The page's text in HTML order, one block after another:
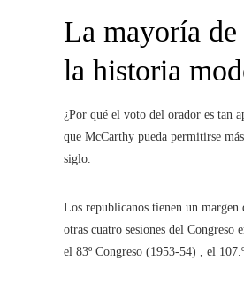
La mayoría de
la historia
¿Por qué el voto del orador es tan
que McCarthy pueda permitirse
siglo.
Los republicanos tienen un margen
otras cuatro sesiones del Congreso
el 83º Congreso (1953-54) , el